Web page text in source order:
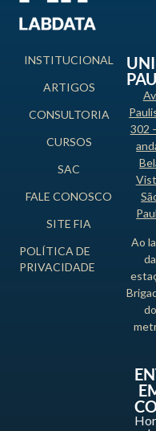
INSTITUCIONAL
ARTIGOS
CONSULTORIA
CURSOS
SAC
FALE CONOSCO
SITE FIA
POLÍTICA DE
PRIVACIDADE
302
Ao
da
do